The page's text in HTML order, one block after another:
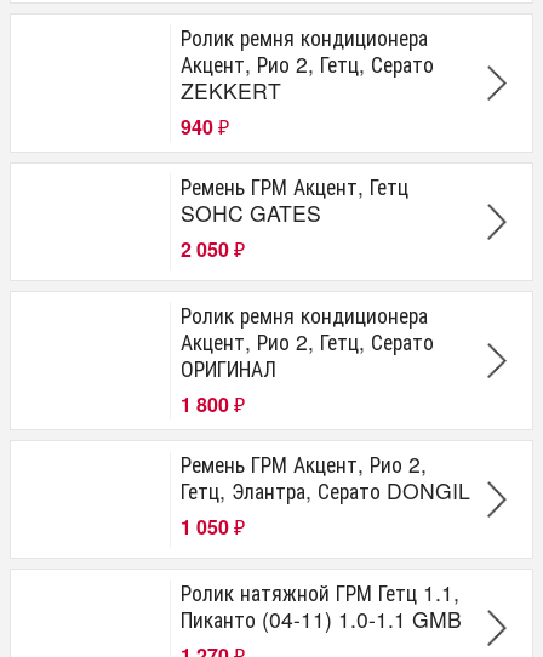
Ролик ремня кондиционера
Акцент, Рио 2, Гетц, Серато
ZEKKERT
940 ₽
Ремень ГРМ Акцент, Гетц
SOHC GATES
2 050 ₽
Ролик ремня кондиционера
Акцент, Рио 2, Гетц, Серато
ОРИГИНАЛ
1 800 ₽
Ремень ГРМ Акцент, Рио 2,
Гетц, Элантра, Серато DONGIL
1 050 ₽
Ролик натяжной ГРМ Гетц 1.1,
Пиканто (04-11) 1.0-1.1 GMB